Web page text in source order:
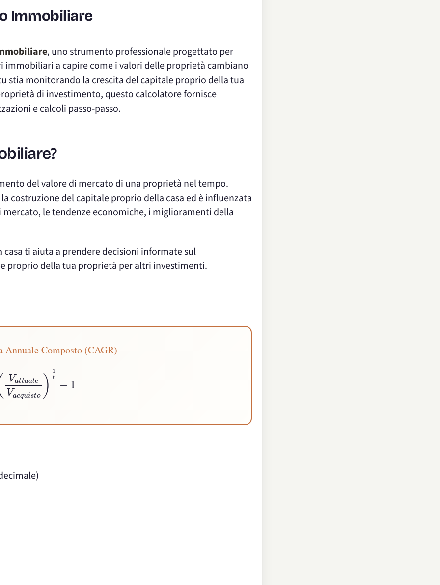
Immobiliare
, uno strumento professionale progettato per
a capire come i valori delle proprietà cambiano
stia monitorando la crescita del capitale proprio della tua
di investimento, questo calcolatore fornisce
e calcoli passo-passo.
del valore di mercato di una proprietà nel tempo.
costruzione del capitale proprio della casa ed è influenzata
le tendenze economiche, i miglioramenti della
ti aiuta a prendere decisioni informate sul
proprio della tua proprietà per altri investimenti.
Annuale Composto (CAGR)
u sto